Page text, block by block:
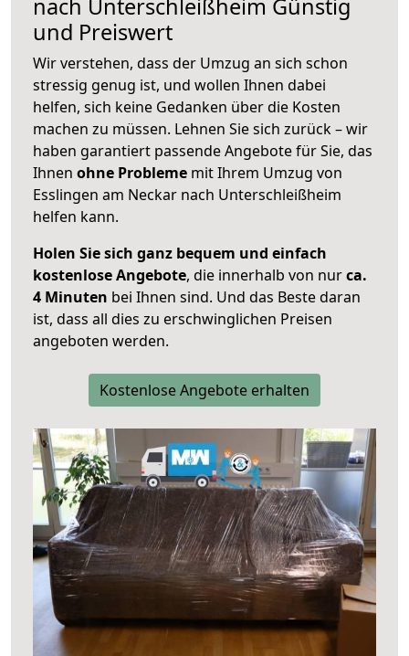
nach Unterschleißheim Günstig
und Preiswert
Wir verstehen, dass der Umzug an sich schon
stressig genug ist, und wollen Ihnen dabei
helfen, sich keine Gedanken über die Kosten
machen zu müssen. Lehnen Sie sich zurück – wir
haben garantiert passende Angebote für Sie, das
Ihnen ohne Probleme mit Ihrem Umzug von
Esslingen am Neckar nach Unterschleißheim
helfen kann.
Holen Sie sich ganz bequem und einfach
kostenlose Angebote, die innerhalb von nurca.
4 Minuten bei Ihnen sind. Und das Beste daran
ist, dass all dies zu erschwinglichen Preisen
angeboten werden.
Kostenlose Angebote erhalten